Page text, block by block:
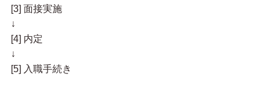
[3] 面接実施
↓
[4] 内定
↓
[5] 入職手続き